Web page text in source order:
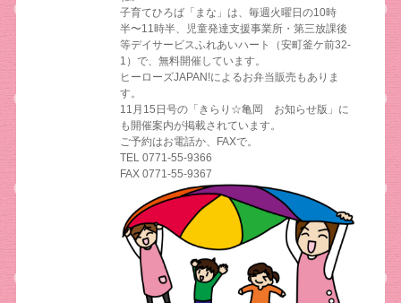
子育てひろば「まな」は、毎週火曜日の10時
半〜11時半、児童発達支援事業所・第三放課後
等デイサービスふれあいハート（安町釜ケ前32-
1）で、無料開催しています。
ヒーローズJAPAN!によるお弁当販売もありま
す。
11月15日号の「きらり☆亀岡 お知らせ版」に
も開催案内が掲載されています。
ご予約はお電話か、FAXで。
TEL 0771-55-9366
FAX 0771-55-9367